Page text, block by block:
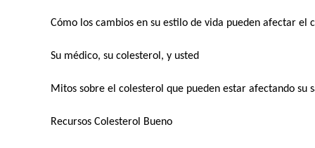
Cómo los cambios en su estilo de vida pueden afectar el
Su médico, su colesterol, y usted
Mitos sobre el colesterol que pueden estar afectando su
Recursos Colesterol Bueno